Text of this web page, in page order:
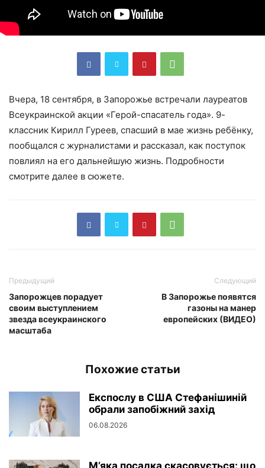
Вчера, 18 сентября, в Запорожье встречали лауреатов
Всеукраинской акции «Герой-спасатель года». 9-
классник Кирилл Гуреев, спасший в мае жизнь ребёнку,
пообщался с журналистами и рассказал, как поступок
повлиял на его дальнейшую жизнь. Подробности
смотрите далее в сюжете.
Предыдущий
Запорожцев порадует
своим выступлением
звезда всеукраинского
масштаба
Следующий
В Запорожье появятся
газоны на манер
европейских (ВИДЕО)
Похожие статьи
Експослу в США Стефанішиній
обрали запобіжний захід
06.08.2026
М’яка посадка скасовується: що